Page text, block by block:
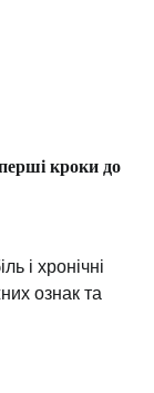
кроки до
і хронічні
ознак та